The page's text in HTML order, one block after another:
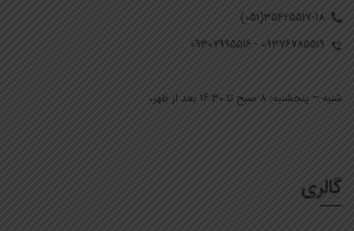
35425517-18(051)
09376785519 - 09307995516
شنبه – پنجشنبه: 8 صبح تا 16.30 بعد از ظهر،
گالری